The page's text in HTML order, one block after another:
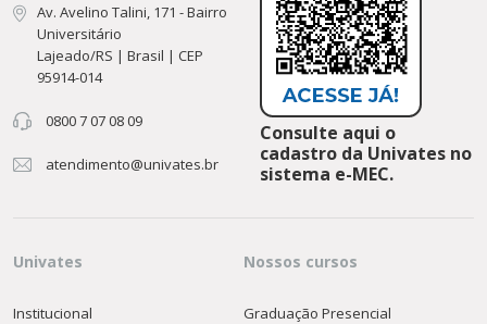
Av. Avelino Talini, 171 - Bairro
Universitário
Lajeado/RS | Brasil | CEP
95914-014
0800 7 07 08 09
atendimento@univates.br
Consulte aqui o
cadastro da Univates no
sistema e-MEC.
Univates
Institucional
Nossos cursos
Graduação Presencial